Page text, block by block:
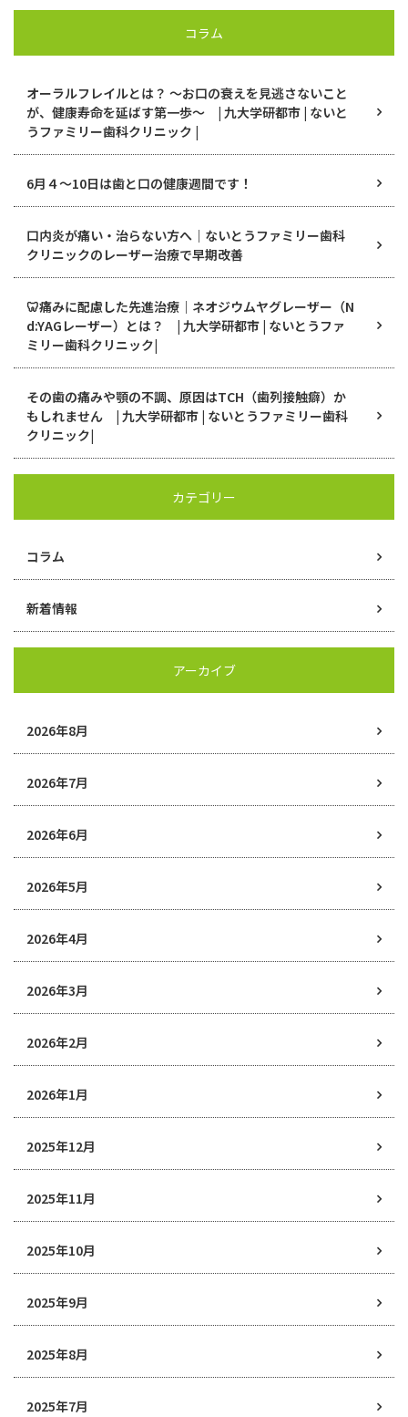
コラム
オーラルフレイルとは？ ～お口の衰えを見逃さないこと
が、健康寿命を延ばす第一歩～ | 九大学研都市 | ないと
うファミリー歯科クリニック |
6月４〜10日は歯と口の健康週間です！
口内炎が痛い・治らない方へ｜ないとうファミリー歯科
クリニックのレーザー治療で早期改善
🦷痛みに配慮した先進治療｜ネオジウムヤグレーザー（N
d:YAGレーザー）とは？ | 九大学研都市 | ないとうファ
ミリー歯科クリニック|
その歯の痛みや顎の不調、原因はTCH（歯列接触癖）か
もしれません | 九大学研都市 | ないとうファミリー歯科
クリニック|
カテゴリー
コラム
新着情報
アーカイブ
2026年8月
2026年7月
2026年6月
2026年5月
2026年4月
2026年3月
2026年2月
2026年1月
2025年12月
2025年11月
2025年10月
2025年9月
2025年8月
2025年7月